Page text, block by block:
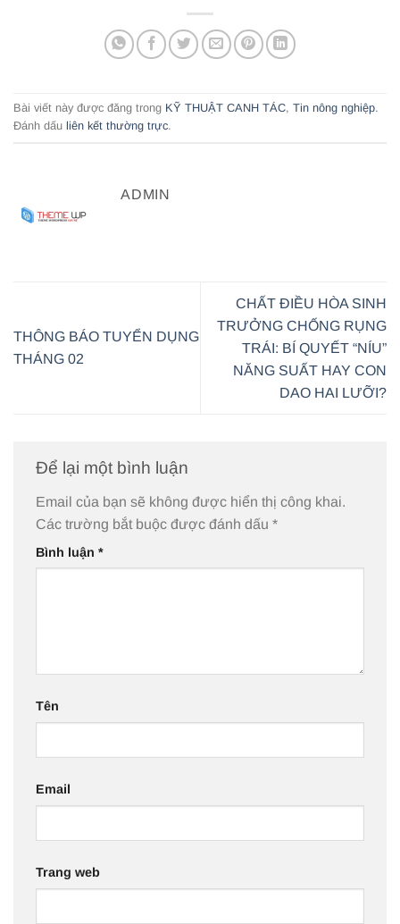
Bài viết này được đăng trong KỸ THUẬT CANH TÁC, Tin nông nghiệp.
Đánh dấu liên kết thường trực.
ADMIN
THÔNG BÁO TUYỂN DỤNG
THÁNG 02
CHẤT ĐIỀU HÒA SINH
TRƯỞNG CHỐNG RỤNG
TRÁI: BÍ QUYẾT “NÍU”
NĂNG SUẤT HAY CON
DAO HAI LƯỠI?
Để lại một bình luận
Email của bạn sẽ không được hiển thị công khai.
Các trường bắt buộc được đánh dấu *
Bình luận *
Tên
Email
Trang web